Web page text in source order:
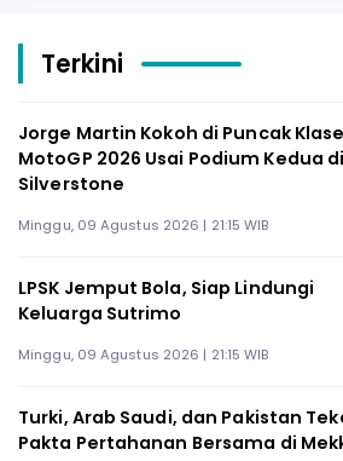
Terkini
Jorge Martin Kokoh di Puncak
MotoGP 2026 Usai Podium Kedua di
Silverstone
Minggu, 09 Agustus 2026 | 21:15 WIB
LPSK Jemput Bola, Siap Lindungi
Keluarga Sutrimo
Minggu, 09 Agustus 2026 | 21:15 WIB
Turki, Arab Saudi, dan Pakistan
Pakta Pertahanan Bersama di